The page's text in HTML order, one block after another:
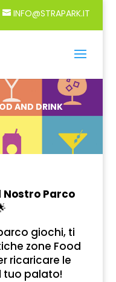
INFO@STRAPARK.IT
AND DRINK
Nostro Parco
giochi, ti
zone Food
ricaricare le
tuo palato!